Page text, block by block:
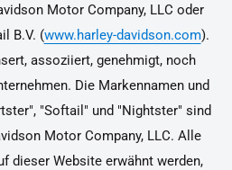
Motor Company, LLC oder
B.V. (www.harley-davidson.com).
assoziiert, genehmigt, noch
Die Markennamen und
"Softail" und "Nightster" sind
Motor Company, LLC. Alle
dieser Website erwähnt werden,